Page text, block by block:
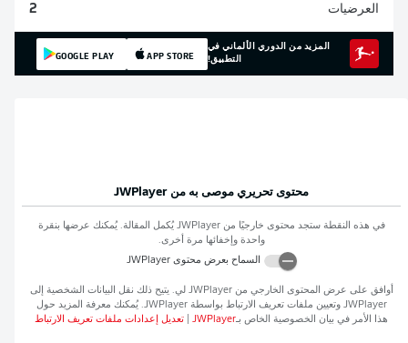
العرضيات 2
المزيد من الدوري الألماني في
التطبيق!
APP STORE
GOOGLE PLAY
محتوى تحريري موصى به من JWPlayer
في هذه النقطة ستجد محتوى خارجيًا منJWPlayer يُكمل المقالة. يُمكنك عرضها بنقرة
واحدة وإخفائها مرة أخرى.
السماح بعرض محتوىJWPlayer
أوافق على عرض المحتوى الخارجي منJWPlayer لي. يتيح ذلك نقل البيانات الشخصية إلى
JWPlayer وتعيين ملفات تعريف الارتباط بواسطةJWPlayer. يُمكنك معرفة المزيد حول
هذا الأمر في بيان الخصوصية الخاص بـJWPlayer تعديل إعدادات ملفات تعريف الارتباط